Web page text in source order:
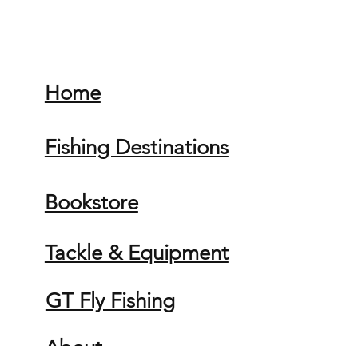
Home
Fishing Destinations
Bookstore
Tackle & Equipment
GT Fly Fishing